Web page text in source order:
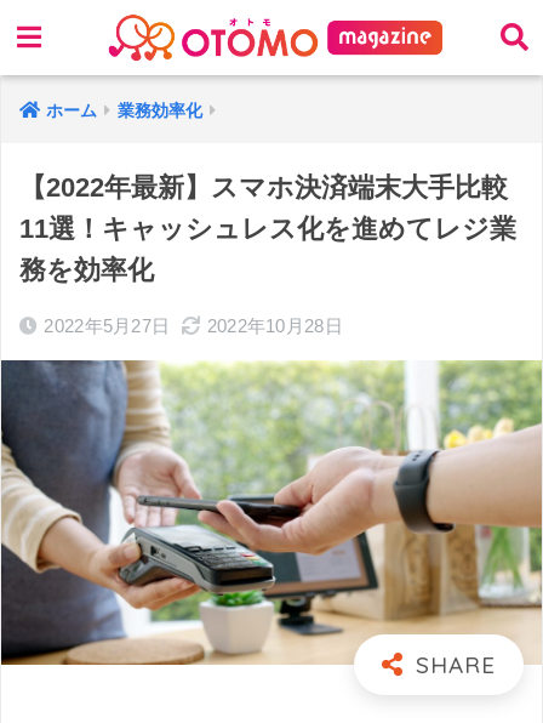
ホーム 業務効率化
【2022年最新】スマホ決済端末大手比較
11選！キャッシュレス化を進めてレジ業
務を効率化
2022年5月27日 2022年10月28日